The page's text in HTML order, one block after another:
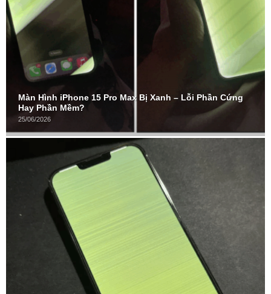
Màn Hình iPhone 15 Pro Max Bị Xanh – Lỗi Phần Cứng
Hay Phần Mềm?
25/06/2026